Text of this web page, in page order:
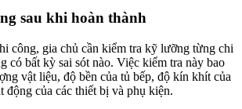
sau khi hoàn thành
công, gia chủ cần kiểm tra kỹ lưỡng từng chi
có bất kỳ sai sót nào. Việc kiểm tra này bao
vật liệu, độ bền của tủ bếp, độ kín khít của
động của các thiết bị và phụ kiện.